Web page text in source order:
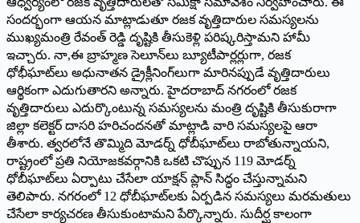
సందర్భంగా ఆయన మాట్లాడుతూ రజక వృత్తిదారుల సమస్యలను
ముఖ్యమంత్రి రేవంత్‌ రెడ్డి దృష్టికి తీసుకెళ్లి పరిష్కరిస్తామని హామీ
ఇచ్చారు. నా,ఈ బ్రాహ్మణ సెలూన్‌లు బ్యూటీపార్లర్లుగా, రజక
ధోభీఘాట్‌లు అధునాతన డ్రైక్లీనింగ్‌లుగా మారినప్పుడే వృత్తిదారులు
ఆర్థికంగా ఎదుగుతారని అన్నారు. హైదరాబాద్‌ నగరంలో రజక
వృత్తిదారులు ఎదుర్కొంటున్న సమస్యలను మంత్రి దృష్టికి తీసుకురాగా
జిల్లా కలెక్టర్‌ దాసరి హరిచందనతో మాట్లాడి వారి సమస్యలపై ఆరా
తీశారు. త్వరలోనే తొమ్మిది మోడర్న్‌ ధోబీఘాట్‌లు రాబోతున్నాయని,
రాష్ట్రంలో ప్రతి నియోజకవర్గానికి ఒకటి చొప్పున 119 మోడర్న్‌
ధోబీఘాట్‌లు ఏర్పాటు చేసేలా యాక్షన్‌ ప్లాన్‌ సిద్ధం చేస్తున్నామని
తెలిపారు. నగరంలో 12 ధోబీఘాట్‌లకు ఏర్పడిన సమస్యలు మరమతులు
చేసేలా కార్యచరణ తీసుకుంటామని పేర్కొన్నారు. సుదీర్ఘ కాలంగా